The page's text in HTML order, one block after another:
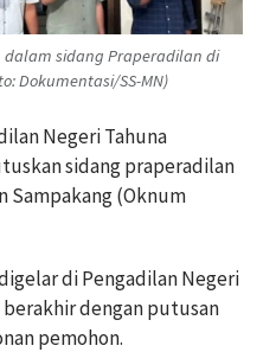
dalam sidang Praperadilan di
Dokumentasi/SS-MN)
Negeri Tahuna
sidang praperadilan
Sampakang (Oknum
di Pengadilan Negeri
berakhir dengan putusan
pemohon.